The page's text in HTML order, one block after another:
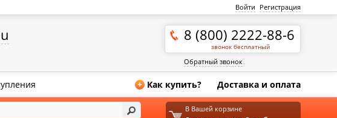
Войти Регистрация
8 (800) 2222-88-6
звонок бесплатный
Обратный звонок
+ Как купить? Доставка и оплата
В Вашей корзине